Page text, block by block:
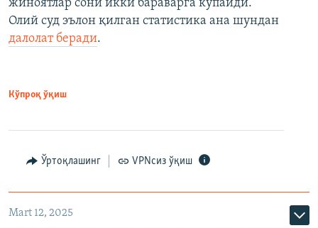
жиноятлар сони икки бараварга кўпайди.
Олий суд эълон қилган статистика ана шундан
далолат беради.
Кўпроқ ўқиш
Ўртоқлашинг VPNсиз ўқиш
Mart 12, 2025